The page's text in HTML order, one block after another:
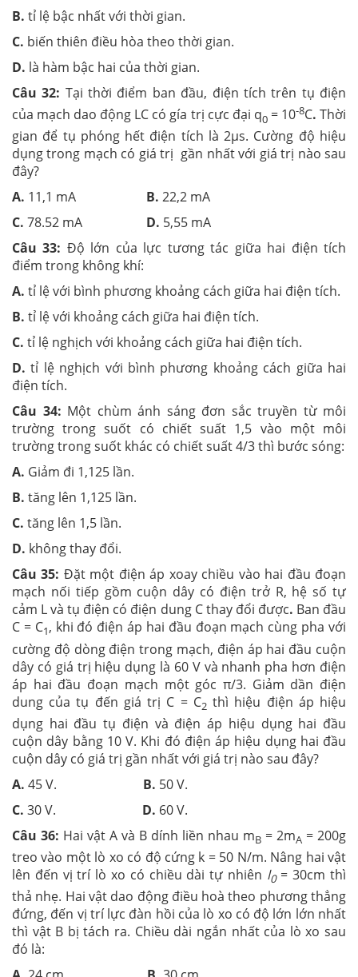
B. tỉ lệ bậc nhất với thời gian.
C. biến thiên điều hòa theo thời gian.
D. là hàm bậc hai của thời gian.
Câu 32: Tại thời điểm ban đầu, điện tích trên tụ điện
của mạch dao động LC có gía trị cực đại q0= 10-8C. Thời
gian để tụ phóng hết điện tích là 2µs. Cường độ hiệu
dụng trong mạch có giá trị gần nhất với giá trị nào sau
đây?
A. 11,1 mA B. 22,2 mA
C. 78.52 mA D. 5,55 mA
Câu 33: Độ lớn của lực tương tác giữa hai điện tích
điểm trong không khí:
A. tỉ lệ với bình phương khoảng cách giữa hai điện tích.
B. tỉ lệ với khoảng cách giữa hai điện tích.
C. tỉ lệ nghịch với khoảng cách giữa hai điện tích.
D. tỉ lệ nghịch với bình phương khoảng cách giữa hai
điện tích.
Câu 34: Một chùm ánh sáng đơn sắc truyền từ môi
trường trong suốt có chiết suất 1,5 vào một môi
trường trong suốt khác có chiết suất 4/3 thì bước sóng:
A. Giảm đi 1,125 lần.
B. tăng lên 1,125 lần.
C. tăng lên 1,5 lần.
D. không thay đổi.
Câu 35: Đặt một điện áp xoay chiều vào hai đầu đoạn
mạch nối tiếp gồm cuộn dây có điện trở R, hệ số tự
cảm L và tụ điện có điện dung C thay đổi được. Ban đầu
C = C1, khi đó điện áp hai đầu đoạn mạch cùng pha với
cường độ dòng điện trong mạch, điện áp hai đầu cuộn
dây có giá trị hiệu dụng là 60 V và nhanh pha hơn điện
áp hai đầu đoạn mạch một góc π/3. Giảm dần điện
dung của tụ đến giá trị C = C2thì hiệu điện áp hiệu
dụng hai đầu tụ điện và điện áp hiệu dụng hai đầu
cuộn dây bằng 10 V. Khi đó điện áp hiệu dụng hai đầu
cuộn dây có giá trị gần nhất với giá trị nào sau đây?
A. 45 V. B. 50 V.
C. 30 V. D. 60 V.
Câu 36: Hai vật A và B dính liền nhau mB = 2mA = 200g
treo vào một lò xo có độ cứng k = 50 N/m. Nâng hai vật
lên đến vị trí lò xo có chiều dài tự nhiên l0= 30cm thì
thả nhẹ. Hai vật dao động điều hoà theo phương thẳng
đứng, đến vị trí lực đàn hồi của lò xo có độ lớn lớn nhất
thì vật B bị tách ra. Chiều dài ngắn nhất của lò xo sau
đó là: